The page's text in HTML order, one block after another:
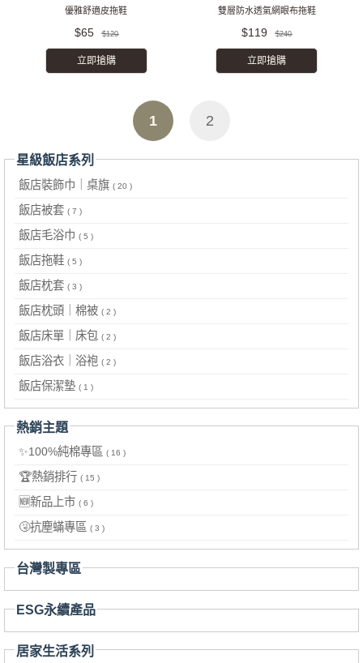
優雅舒適皮拖鞋
$65 $120
立即搶購
雙層防水透氣網眼布拖鞋
$119 $240
立即搶購
1 2
星級飯店系列
飯店裝飾巾｜桌旗 ( 20 )
飯店被套 ( 7 )
飯店毛浴巾 ( 5 )
飯店拖鞋 ( 5 )
飯店枕套 ( 3 )
飯店枕頭｜棉被 ( 2 )
飯店床單｜床包 ( 2 )
飯店浴衣｜浴袍 ( 2 )
飯店保潔墊 ( 1 )
熱銷主題
✨100%純棉專區 ( 16 )
🏆熱銷排行 ( 15 )
🆕新品上市 ( 6 )
🤧抗塵蟎專區 ( 3 )
台灣製專區
ESG永續產品
居家生活系列